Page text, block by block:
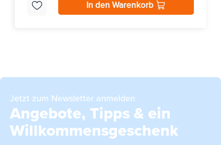
In den Warenkorb
Jetzt zum Newsletter anmelden
Angebote, Tipps & ein
Willkommensgeschenk